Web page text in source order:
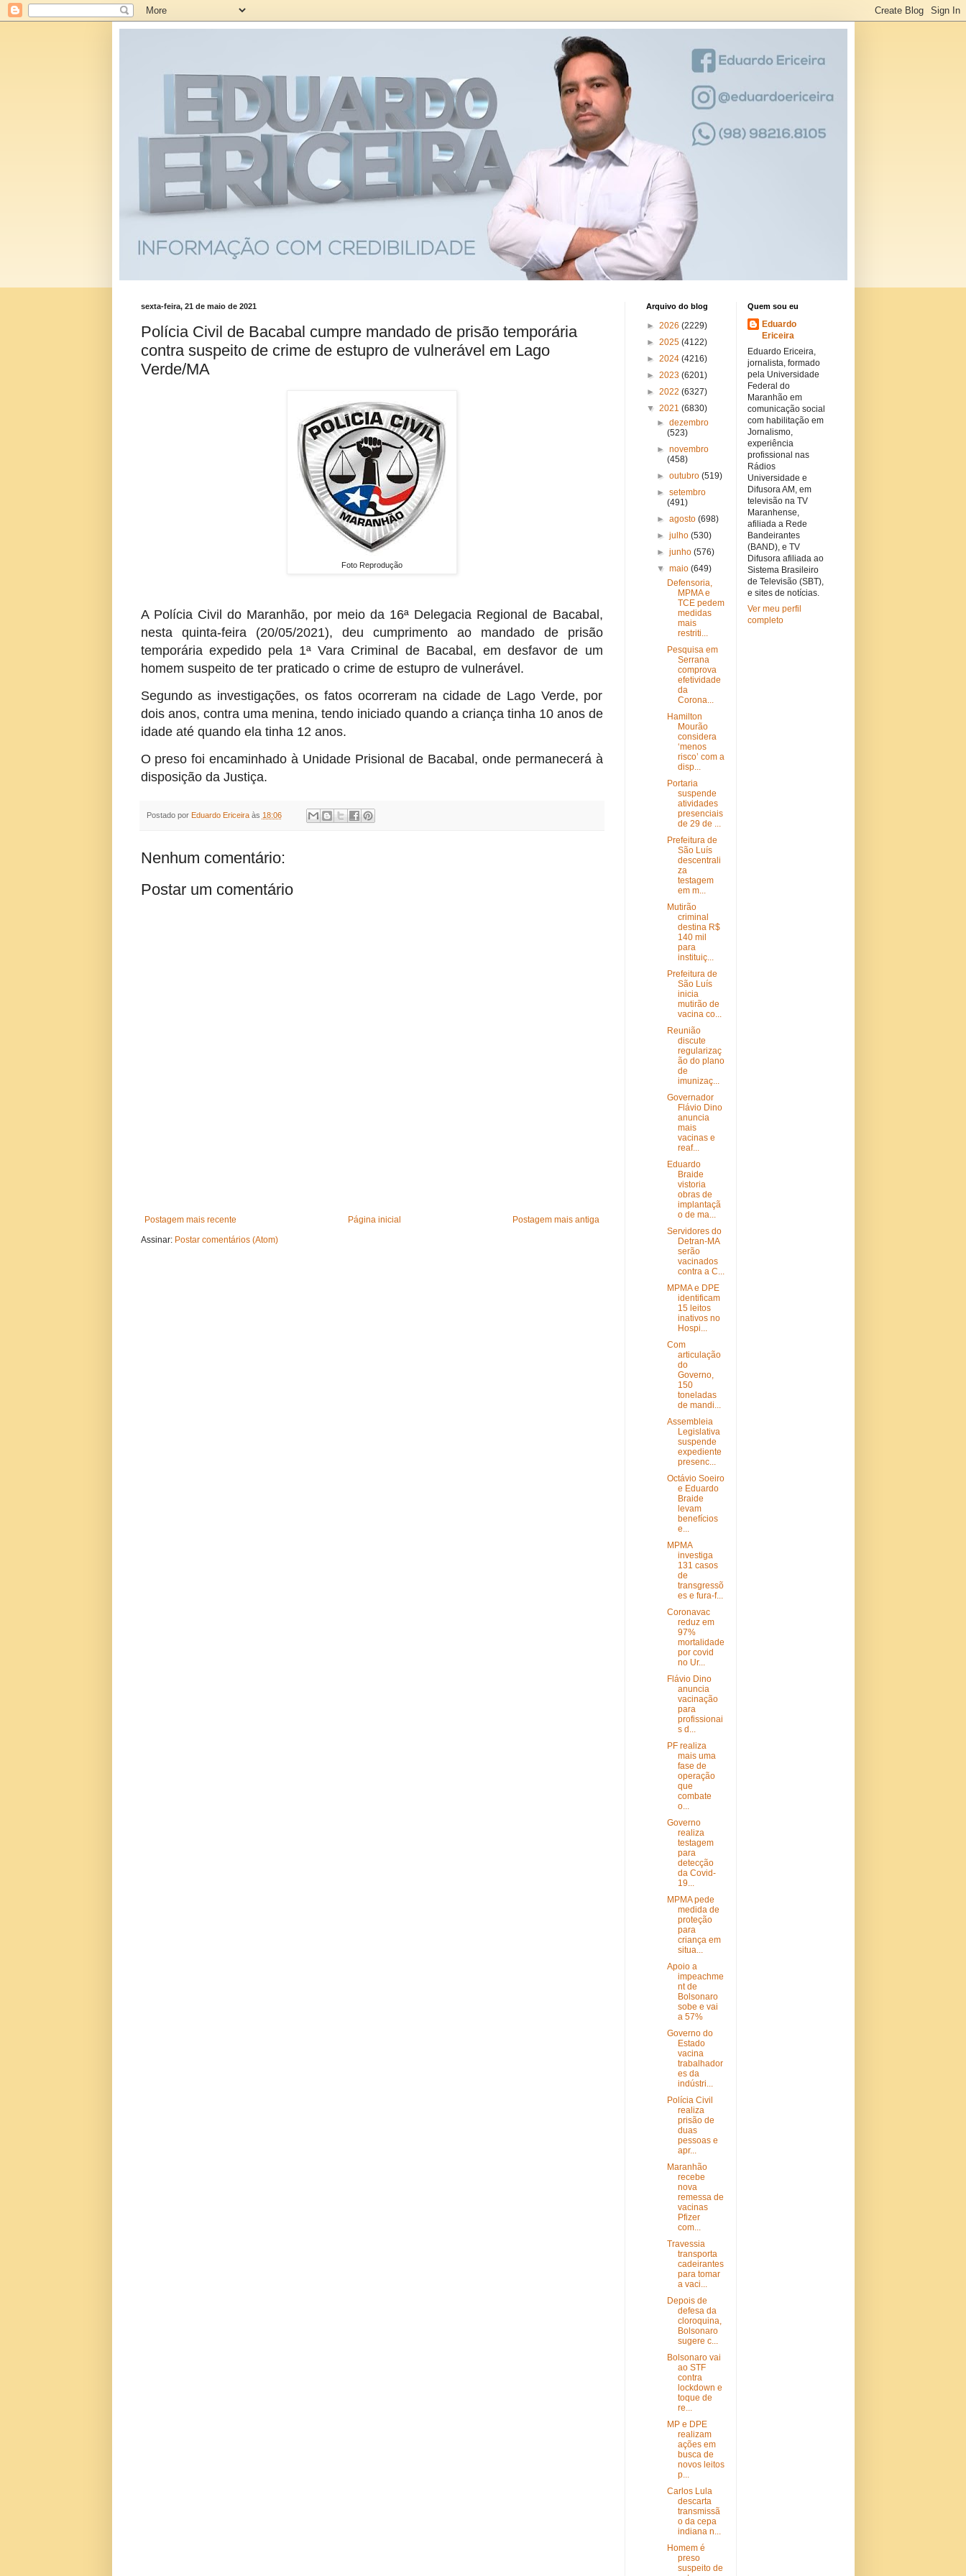
sexta-feira, 21 de maio de 2021
Polícia Civil de Bacabal cumpre mandado de prisão temporária
contra suspeito de crime de estupro de vulnerável em Lago
Verde/MA
Foto Reprodução
A Polícia Civil do Maranhão, por meio da 16ª Delegacia Regional de Bacabal,
nesta quinta-feira (20/05/2021), deu cumprimento ao mandado de prisão
temporária expedido pela 1ª Vara Criminal de Bacabal, em desfavor de um
homem suspeito de ter praticado o crime de estupro de vulnerável.
Segundo as investigações, os fatos ocorreram na cidade de Lago Verde, por
dois anos, contra uma menina, tendo iniciado quando a criança tinha 10 anos de
idade até quando ela tinha 12 anos.
O preso foi encaminhado à Unidade Prisional de Bacabal, onde permanecerá à
disposição da Justiça.
Postado por Eduardo Ericeira às 18:06
Nenhum comentário:
Postar um comentário
Postagem mais recente Postagem mais antiga
Página inicial
Assinar: Postar comentários (Atom)
Arquivo do blog
► 2026 (2229)
► 2025 (4122)
► 2024 (4216)
► 2023 (6201)
► 2022 (6327)
▼ 2021 (6830)
► dezembro
(523)
► novembro
(458)
► outubro (519)
► setembro
(491)
► agosto (698)
► julho (530)
► junho (576)
▼ maio (649)
Defensoria,
MPMA e
TCE pedem
medidas
mais
restriti...
Pesquisa em
Serrana
comprova
efetividade
da
Corona...
Hamilton
Mourão
considera
‘menos
risco’ com a
disp...
Portaria
suspende
atividades
presenciais
de 29 de ...
Prefeitura de
São Luís
descentrali
za
testagem
em m...
Mutirão
criminal
destina R$
140 mil
para
instituiç...
Prefeitura de
São Luís
inicia
mutirão de
vacina co...
Reunião
discute
regularizaç
ão do plano
de
imunizaç...
Governador
Flávio Dino
anuncia
mais
vacinas e
reaf...
Eduardo
Braide
vistoria
obras de
implantaçã
o de ma...
Servidores do
Detran-MA
serão
vacinados
contra a C...
MPMA e DPE
identificam
15 leitos
inativos no
Hospi...
Com
articulação
do
Governo,
150
toneladas
de mandi...
Assembleia
Legislativa
suspende
expediente
presenc...
Octávio Soeiro
e Eduardo
Braide
levam
benefícios
e...
MPMA
investiga
131 casos
de
transgressõ
es e fura-f...
Coronavac
reduz em
97%
mortalidade
por covid
no Ur...
Flávio Dino
anuncia
vacinação
para
profissionai
s d...
PF realiza
mais uma
fase de
operação
que
combate
o...
Governo
realiza
testagem
para
detecção
da Covid-
19...
MPMA pede
medida de
proteção
para
criança em
situa...
Apoio a
impeachme
nt de
Bolsonaro
sobe e vai
a 57%
Governo do
Estado
vacina
trabalhador
es da
indústri...
Polícia Civil
realiza
prisão de
duas
pessoas e
apr...
Maranhão
recebe
nova
remessa de
vacinas
Pfizer
com...
Travessia
transporta
cadeirantes
para tomar
a vaci...
Depois de
defesa da
cloroquina,
Bolsonaro
sugere c...
Bolsonaro vai
ao STF
contra
lockdown e
toque de
re...
MP e DPE
realizam
ações em
busca de
novos leitos
p...
Carlos Lula
descarta
transmissã
o da cepa
indiana n...
Homem é
preso
suspeito de
Quem sou eu
Eduardo
Ericeira
Eduardo Ericeira,
jornalista, formado
pela Universidade
Federal do
Maranhão em
comunicação social
com habilitação em
Jornalismo,
experiência
profissional nas
Rádios
Universidade e
Difusora AM, em
televisão na TV
Maranhense,
afiliada a Rede
Bandeirantes
(BAND), e TV
Difusora afiliada ao
Sistema Brasileiro
de Televisão (SBT),
e sites de notícias.
Ver meu perfil
completo